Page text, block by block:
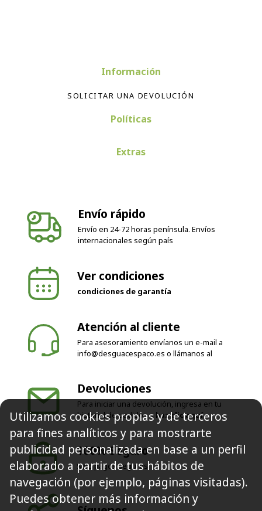
Información
SOLICITAR UNA DEVOLUCIÓN
Políticas
Extras
Envío rápido
Envío en 24-72 horas península. Envíos
internacionales según país
Ver condiciones
condiciones de garantía
Atención al cliente
Para asesoramiento envíanos un e-mail a
info@desguacespaco.es o llámanos al
Devoluciones
Para iniciar una devolución, ingresa en tu
historial de pedidos o haz clic aquí
100% Seguro
Solo pagos seguros
Utilizamos cookies propias y de terceros
para fines analíticos y para mostrarte
publicidad personalizada en base a un perfil
elaborado a partir de tus hábitos de
navegación (por ejemplo, páginas visitadas).
Puedes obtener más información y